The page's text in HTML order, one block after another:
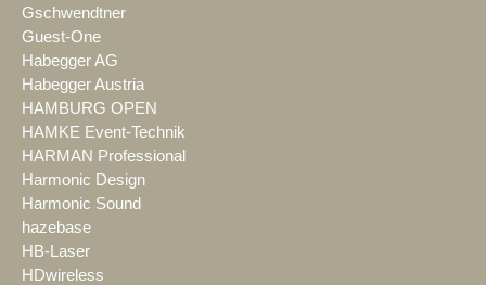
Gschwendtner
Guest-One
Habegger AG
Habegger Austria
HAMBURG OPEN
HAMKE Event-Technik
HARMAN Professional
Harmonic Design
Harmonic Sound
hazebase
HB-Laser
HDwireless